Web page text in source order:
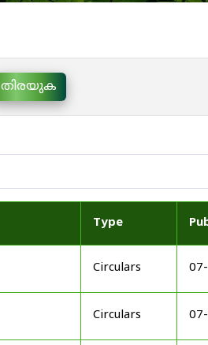
തിരയുക
Type
Circulars
Circulars